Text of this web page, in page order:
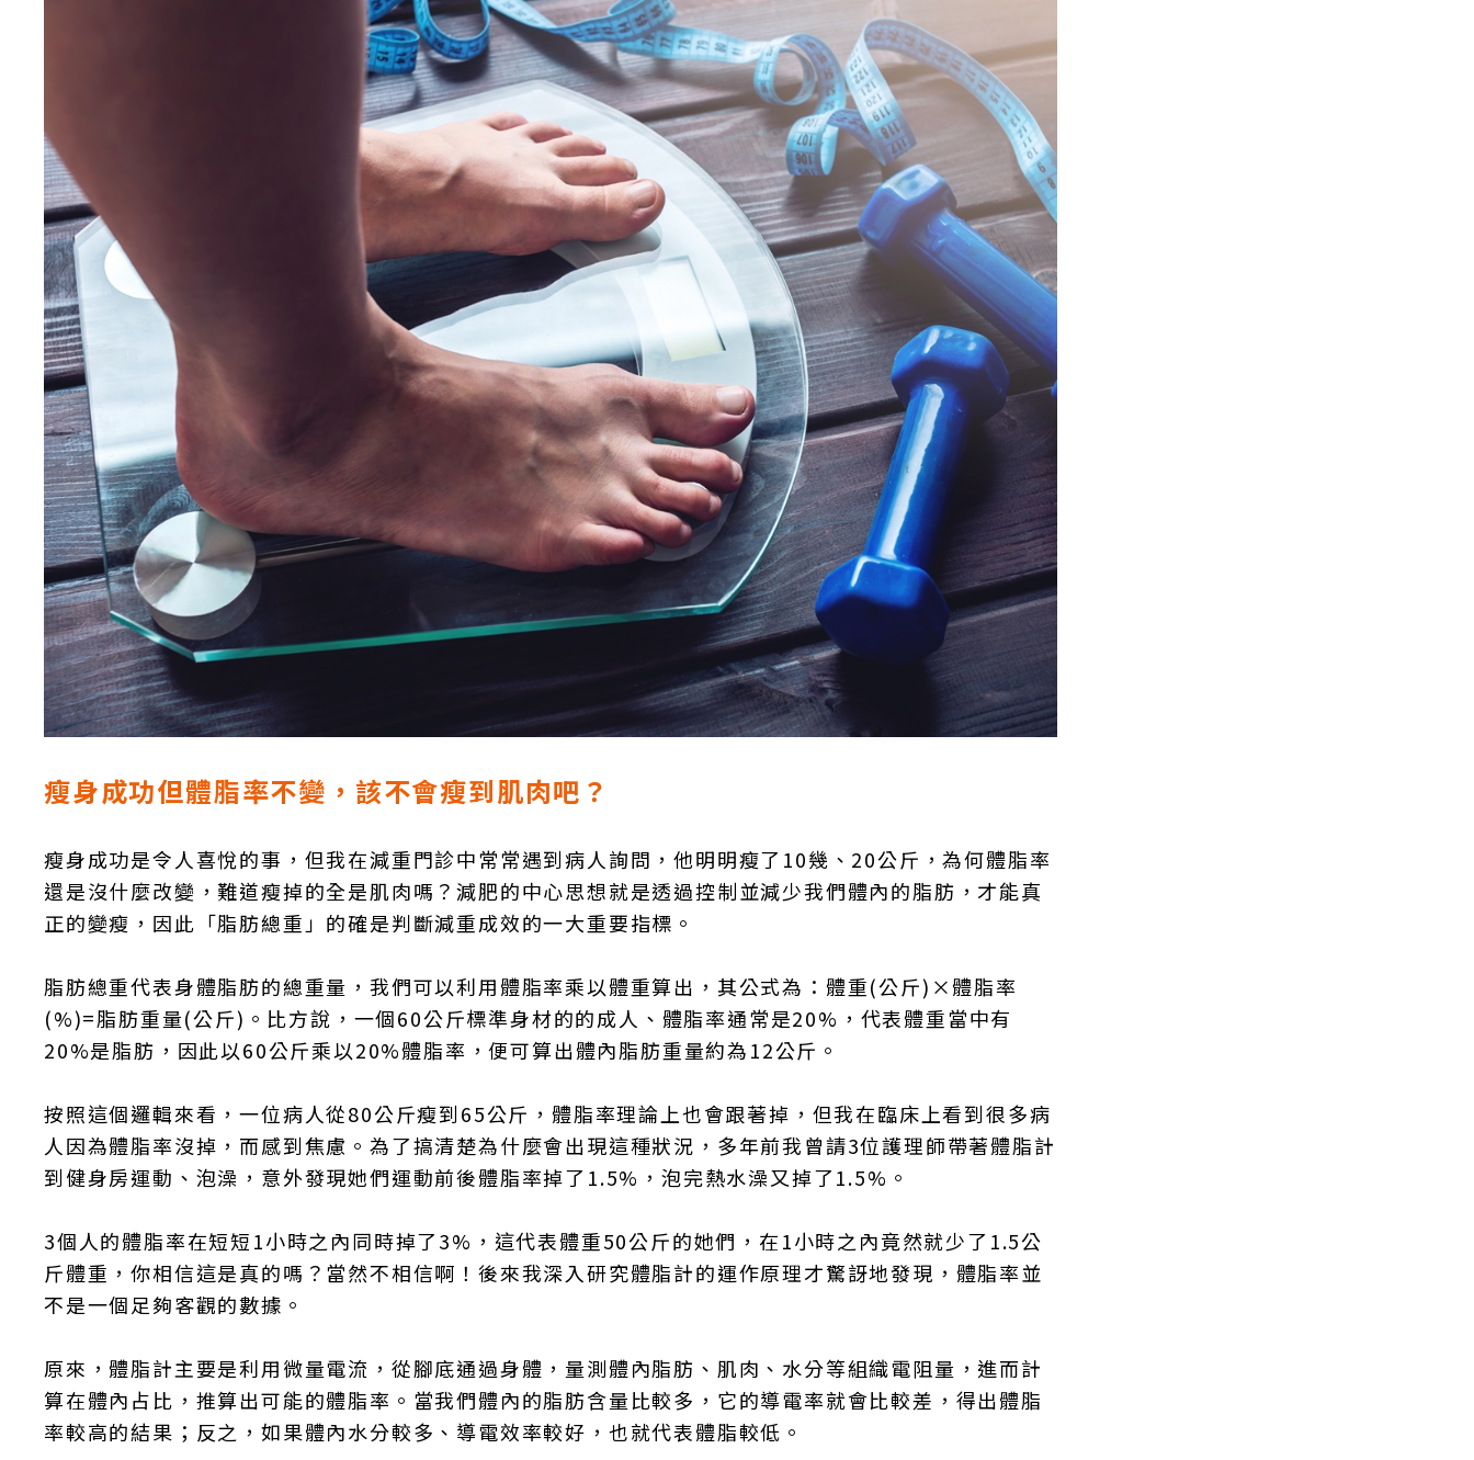
瘦身成功但體脂率不變，該不會瘦到肌肉吧？
瘦身成功是令人喜悅的事，但我在減重門診中常常遇到病人詢問，他明明瘦了10幾、20公斤，為何體脂率
還是沒什麼改變，難道瘦掉的全是肌肉嗎？減肥的中心思想就是透過控制並減少我們體內的脂肪，才能真
正的變瘦，因此「脂肪總重」的確是判斷減重成效的一大重要指標。
脂肪總重代表身體脂肪的總重量，我們可以利用體脂率乘以體重算出，其公式為：體重(公斤)×體脂率
(%)=脂肪重量(公斤)。比方說，一個60公斤標準身材的的成人、體脂率通常是20%，代表體重當中有
20%是脂肪，因此以60公斤乘以20%體脂率，便可算出體內脂肪重量約為12公斤。
按照這個邏輯來看，一位病人從80公斤瘦到65公斤，體脂率理論上也會跟著掉，但我在臨床上看到很多病
人因為體脂率沒掉，而感到焦慮。為了搞清楚為什麼會出現這種狀況，多年前我曾請3位護理師帶著體脂計
到健身房運動、泡澡，意外發現她們運動前後體脂率掉了1.5%，泡完熱水澡又掉了1.5%。
3個人的體脂率在短短1小時之內同時掉了3%，這代表體重50公斤的她們，在1小時之內竟然就少了1.5公
斤體重，你相信這是真的嗎？當然不相信啊！後來我深入研究體脂計的運作原理才驚訝地發現，體脂率並
不是一個足夠客觀的數據。
原來，體脂計主要是利用微量電流，從腳底通過身體，量測體內脂肪、肌肉、水分等組織電阻量，進而計
算在體內占比，推算出可能的體脂率。當我們體內的脂肪含量比較多，它的導電率就會比較差，得出體脂
率較高的結果；反之，如果體內水分較多、導電效率較好，也就代表體脂較低。